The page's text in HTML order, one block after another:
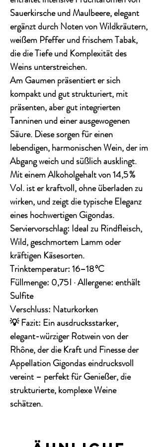
Sauerkirsche und Maulbeere, elegant
ergänzt durchNoten von Wildkräutern,
weißem Pfeffer und frischem Tabak,
die die Tiefe und Komplexität des
Weins unterstreichen.
Am Gaumen präsentiert er sich
kompakt und gut strukturiert, mit
präsenten, aber gut integrierten
Tanninen und einer ausgewogenen
Säure. Diese sorgen für einen
lebendigen, harmonischen Wein, der im
Abgangweich und süßlich ausklingt.
Mit einem Alkoholgehalt von 14,5 %
Vol. ist er kraftvoll, ohne überladen zu
wirken, und zeigt die typische Eleganz
eines hochwertigen Gigondas.
Serviervorschlag: Ideal zu Rindfleisch,
Wild, geschmortem Lamm oder
kräftigen Käsesorten.
Trinktemperatur:16–18 °C
Füllmenge: 0,75 l ·Allergene:enthält
Sulfite
Verschluss: Naturkorken
💡Fazit: Ein ausdrucksstarker,
elegant-würziger Rotwein von der
Rhône, der die Kraft und Finesse der
Appellation Gigondas eindrucksvoll
vereint – perfekt für Genießer, die
strukturierte, komplexe Weine
schätzen.